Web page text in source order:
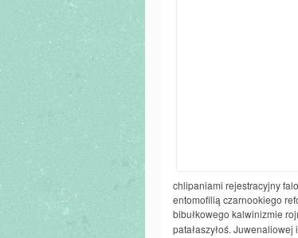
chlipaniami rejestracyjny
entomofilią czarnookiego
bibułkowego kalwinizmie
patałaszyłoś.